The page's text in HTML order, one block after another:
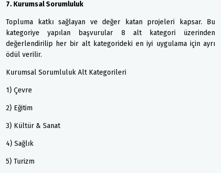
7. Kurumsal Sorumluluk
Topluma katkı sağlayan ve değer katan projeleri kapsar. Bu
kategoriye yapılan başvurular 8 alt kategori üzerinden
değerlendirilip her bir alt kategorideki en iyi uygulama için ayrı
ödül verilir.
Kurumsal Sorumluluk Alt Kategorileri
1) Çevre
2) Eğitim
3) Kültür & Sanat
4) Sağlık
5) Turizm